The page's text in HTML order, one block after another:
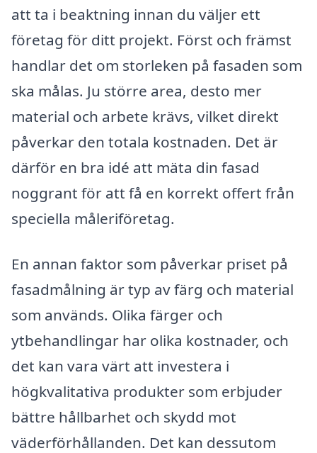
att ta i beaktning innan du väljer ett
företag för ditt projekt. Först och främst
handlar det om storleken på fasaden som
ska målas. Ju större area, desto mer
material och arbete krävs, vilket direkt
påverkar den totala kostnaden. Det är
därför en bra idé att mäta din fasad
noggrant för att få en korrekt offert från
speciella måleriföretag.
En annan faktor som påverkar priset på
fasadmålning är typ av färg och material
som används. Olika färger och
ytbehandlingar har olika kostnader, och
det kan vara värt att investera i
högkvalitativa produkter som erbjuder
bättre hållbarhet och skydd mot
väderförhållanden. Det kan dessutom